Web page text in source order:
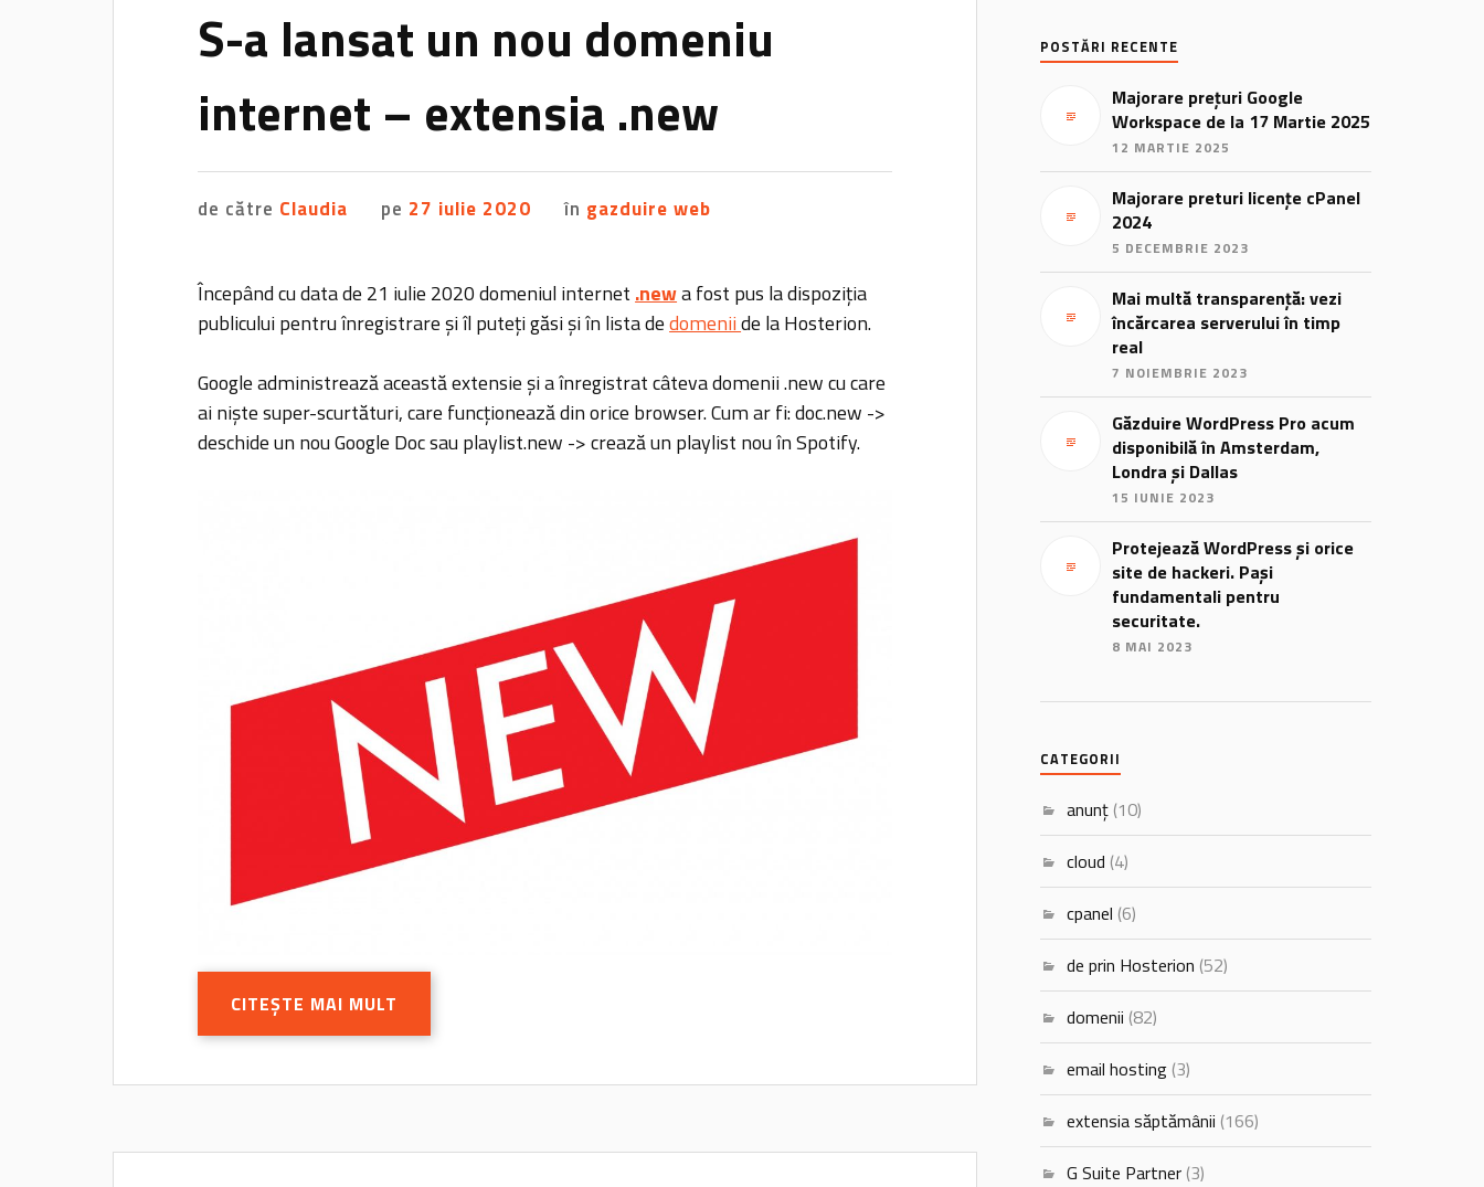
S-a lansat un nou domeniu
internet – extensia .new
de către Claudia pe 27 iulie 2020 în gazduire web
Începând cu data de 21 iulie 2020 domeniul internet .newa fost pus la dispoziția
publicului pentru înregistrare și îl puteți găsi și în lista dedomeniide la Hosterion.
Google administrează această extensie și a înregistrat câteva domenii .new cu care
ai niște super-scurtături, care funcționează din orice browser. Cum ar fi: doc.new ->
deschide un nou Google Doc sau playlist.new -> crează un playlist nou în Spotify.
CITEȘTE MAI MULT
POSTĂRI RECENTE
Majorare prețuri Google
Workspace de la 17 Martie 2025
12 MARTIE 2025
Majorare preturi licențe cPanel
2024
5 DECEMBRIE 2023
Mai multă transparență: vezi
încărcarea serverului în timp
real
7 NOIEMBRIE 2023
Găzduire WordPress Pro acum
disponibilă în Amsterdam,
Londra și Dallas
15 IUNIE 2023
Protejează WordPress și orice
site de hackeri. Pași
fundamentali pentru
securitate.
8 MAI 2023
CATEGORII
anunț (10)
cloud (4)
cpanel (6)
de prin Hosterion (52)
domenii (82)
email hosting (3)
extensia săptămânii (166)
G Suite Partner (3)